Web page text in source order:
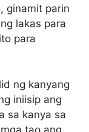
ginamit parin
lakas para
para
ng kanyang
iniisip ang
sa kanya sa
tao ang